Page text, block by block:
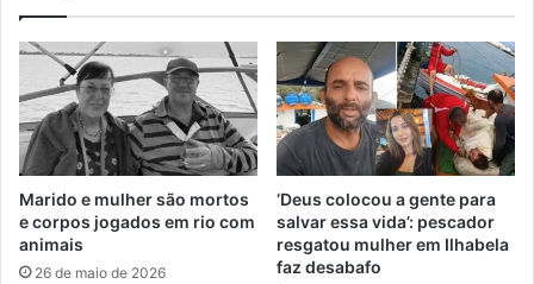
Marido e mulher são mortos
e corpos jogados em rio com
animais
26 de maio de 2026
‘Deus colocou a gente para
salvar essa vida’: pescador
resgatou mulher em Ilhabela
faz desabafo